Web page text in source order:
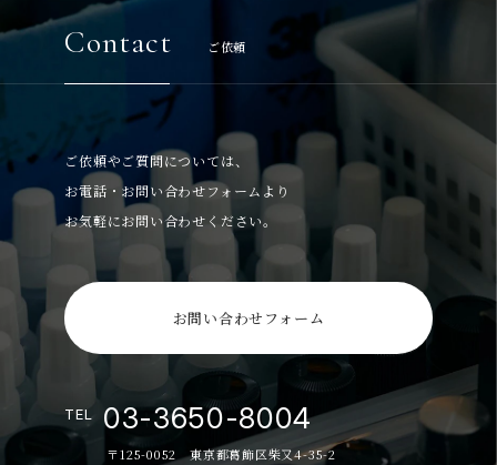
Contact ご依頼
ご依頼やご質問については、
お電話・お問い合わせフォームより
お気軽にお問い合わせください。
お問い合わせフォーム
TEL 03-3650-8004
〒125-0052 東京都葛飾区柴又4-35-2